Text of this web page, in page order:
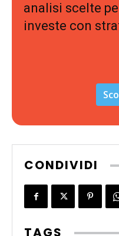
analisi scelte
investe con
CONDIVIDI
TAGS